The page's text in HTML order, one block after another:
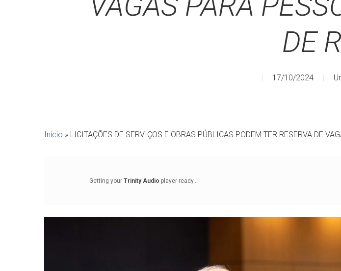
DE
17/10/2024
Início » LICITAÇÕES DE SERVIÇOS E OBRAS PÚBLICAS PODEM TER RESERVA DE
Getting your Trinity Audio player ready...